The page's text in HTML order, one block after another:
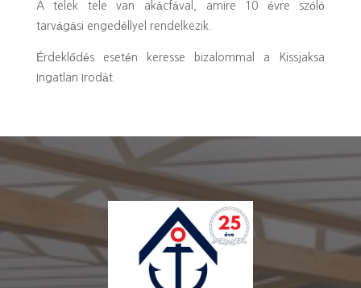
A telek tele van akácfával, amire 10 évre szóló
tarvágási engedéllyel rendelkezik.
Érdeklődés esetén keresse bizalommal a Kissjaksa
Ingatlan Irodát.